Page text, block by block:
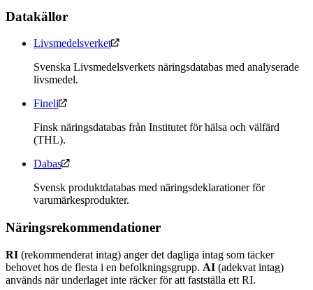
Datakällor
Livsmedelsverket
Svenska Livsmedelsverkets näringsdatabas med analyserade
livsmedel.
Fineli
Finsk näringsdatabas från Institutet för hälsa och välfärd
(THL).
Dabas
Svensk produktdatabas med näringsdeklarationer för
varumärkesprodukter.
Näringsrekommendationer
RI (rekommenderat intag) anger det dagliga intag som täcker
behovet hos de flesta i en befolkningsgrupp. AI (adekvat intag)
används när underlaget inte räcker för att fastställa ett RI.